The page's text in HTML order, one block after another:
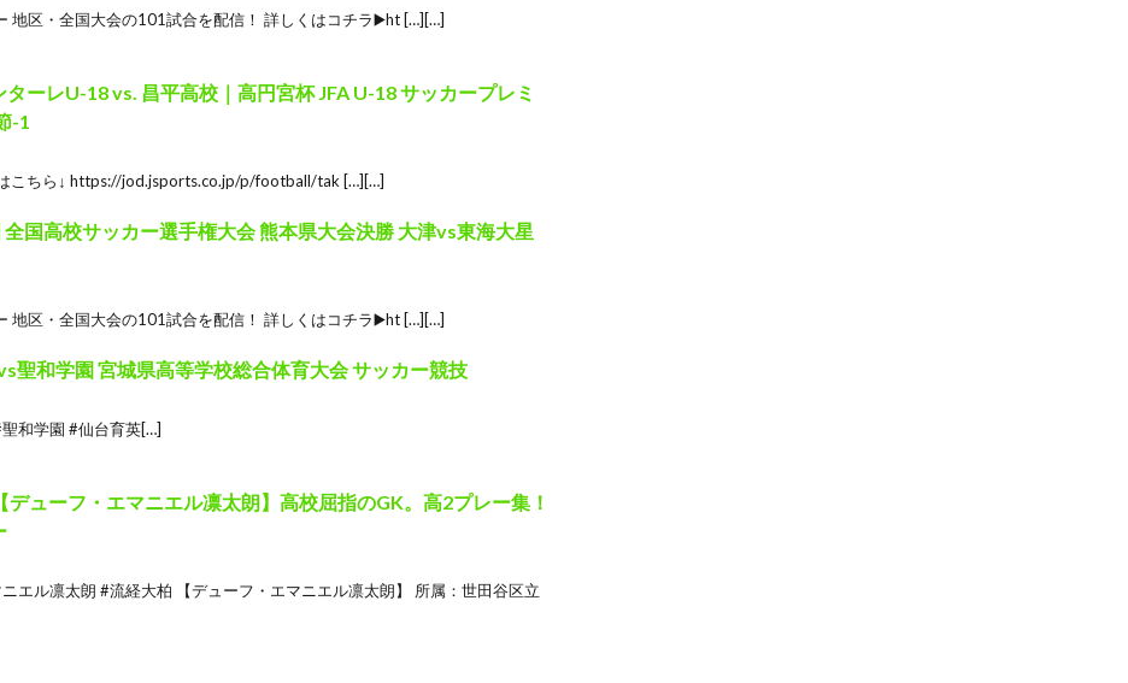
地区・全国大会の101試合を配信！ 詳しくはコチラ▶️ht […][…]
ターレU-18 vs. 昌平高校｜高円宮杯 JFA U-18 サッカープレミ
-1
こちら↓ https://jod.jsports.co.jp/p/football/tak […][…]
全国高校サッカー選手権大会 熊本県大会決勝 大津vs東海大星
地区・全国大会の101試合を配信！ 詳しくはコチラ▶️ht […][…]
聖和学園 宮城県高等学校総合体育大会 サッカー競技
和学園 #仙台育英[…]
ューフ・エマニエル凛太朗】高校屈指のGK。高2プレー集！
エル凛太朗 #流経大柏 【デューフ・エマニエル凛太朗】 所属：世田谷区立